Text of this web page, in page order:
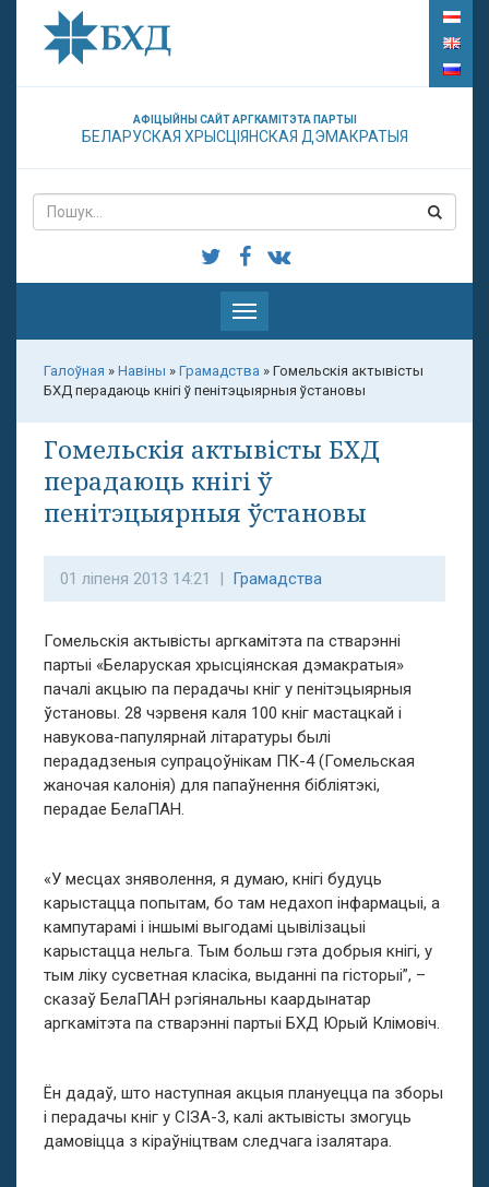
АФІЦЫЙНЫ САЙТ АРГКАМІТЭТА ПАРТЫІ
БЕЛАРУСКАЯ ХРЫСЦІЯНСКАЯ ДЭМАКРАТЫЯ
Паказаць
меню
Галоўная » Навіны » Грамадства » Гомельскія актывісты
БХД перадаюць кнігі ў пенітэцыярныя ўстановы
Гомельскія актывісты БХД
перадаюць кнігі ў
пенітэцыярныя ўстановы
01 ліпеня 2013 14:21 | Грамадства
Гомельскія актывісты аргкамітэта па стварэнні
партыі «Беларуская хрысціянская дэмакратыя»
пачалі акцыю па перадачы кніг у пенітэцыярныя
ўстановы. 28 чэрвеня каля 100 кніг мастацкай і
навукова-папулярнай літаратуры былі
перададзеныя супрацоўнікам ПК-4 (Гомельская
жаночая калонія) для папаўнення бібліятэкі,
перадае БелаПАН.
«У месцах зняволення, я думаю, кнігі будуць
карыстацца попытам, бо там недахоп інфармацыі, а
кампутарамі і іншымі выгодамі цывілізацыі
карыстацца нельга. Тым больш гэта добрыя кнігі, у
тым ліку сусветная класіка, выданні па гісторыі”, –
сказаў БелаПАН рэгіянальны каардынатар
аргкамітэта па стварэнні партыі БХД Юрый Клімовіч.
Ён дадаў, што наступная акцыя плануецца па зборы
і перадачы кніг у СІЗА-3, калі актывісты змогуць
дамовіцца з кіраўніцтвам следчага ізалятара.